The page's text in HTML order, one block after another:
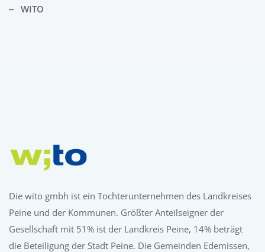
WITO
Die wito gmbh ist ein Tochterunternehmen des Landkreises
Peine und der Kommunen. Größter Anteilseigner der
Gesellschaft mit 51% ist der Landkreis Peine, 14% beträgt
die Beteiligung der Stadt Peine. Die Gemeinden Edemissen,